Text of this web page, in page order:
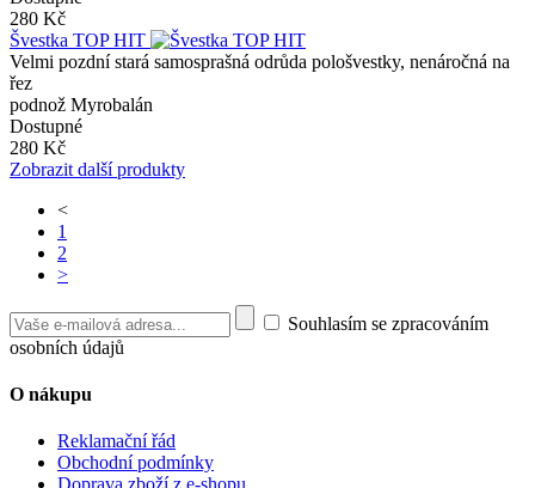
280 Kč
Švestka TOP HIT
Velmi pozdní stará samosprašná odrůda pološvestky, nenáročná na
řez
podnož Myrobalán
Dostupné
280 Kč
Zobrazit další produkty
<
1
2
>
Souhlasím se zpracováním
osobních údajů
O nákupu
Reklamační řád
Obchodní podmínky